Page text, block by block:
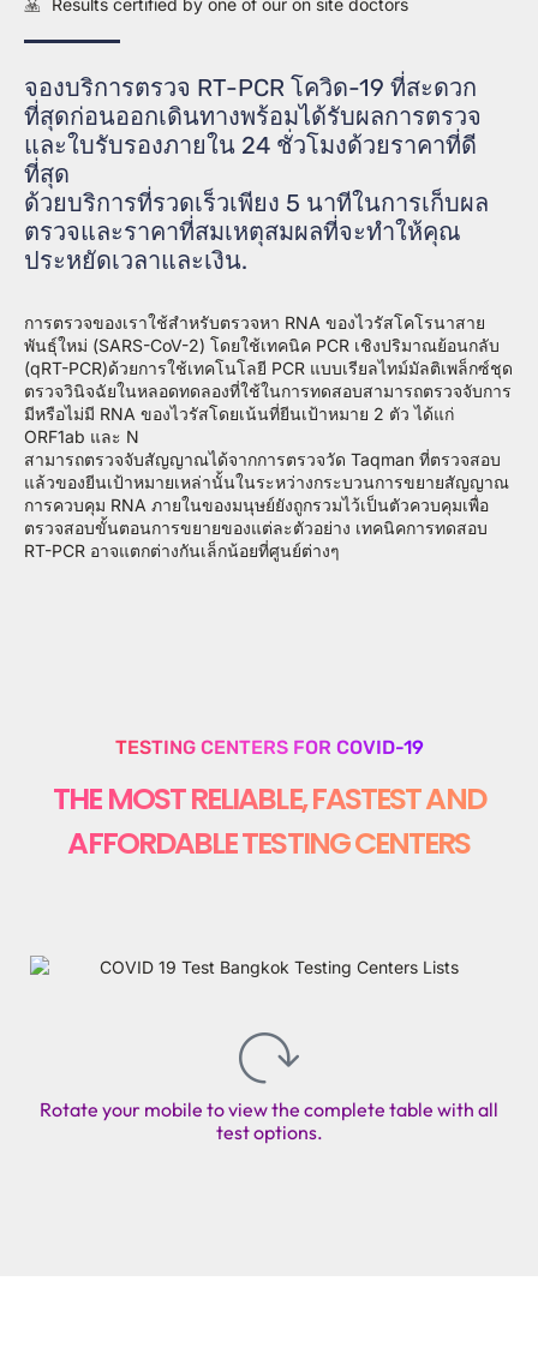
จองบริการตรวจ RT-PCR โควิด-19 ที่สะดวก
ที่สุดก่อนออกเดินทางพร้อมได้รับผลการตรวจ
และใบรับรองภายใน 24 ชั่วโมงด้วยราคาที่ดี
ที่สุด
ด้วยบริการที่รวดเร็วเพียง 5 นาทีในการเก็บผล
ตรวจและราคาที่สมเหตุสมผลที่จะทำให้คุณ
ประหยัดเวลาและเงิน.
การตรวจของเราใช้สำหรับตรวจหา RNA ของไวรัสโคโรนาสาย
พันธุ์ใหม่ (SARS-CoV-2) โดยใช้เทคนิค PCR เชิงปริมาณย้อนกลับ
(qRT-PCR)ด้วยการใช้เทคโนโลยี PCR แบบเรียลไทม์มัลติเพล็กซ์ชุด
ตรวจวินิจฉัยในหลอดทดลองที่ใช้ในการทดสอบสามารถตรวจจับการ
มีหรือไม่มี RNA ของไวรัสโดยเน้นที่ยีนเป้าหมาย 2 ตัว ได้แก่
ORF1ab และ N
สามารถตรวจจับสัญญาณได้จากการตรวจวัด Taqman ที่ตรวจสอบ
แล้วของยีนเป้าหมายเหล่านั้นในระหว่างกระบวนการขยายสัญญาณ
การควบคุม RNA ภายในของมนุษย์ยังถูกรวมไว้เป็นตัวควบคุมเพื่อ
ตรวจสอบขั้นตอนการขยายของแต่ละตัวอย่าง เทคนิคการทดสอบ
RT-PCR อาจแตกต่างกันเล็กน้อยที่ศูนย์ต่างๆ
TESTING CENTERS FOR COVID-19
THE MOST RELIABLE, FASTEST AND
AFFORDABLE TESTING CENTERS
Rotate your mobile to view the complete table with all
test options.